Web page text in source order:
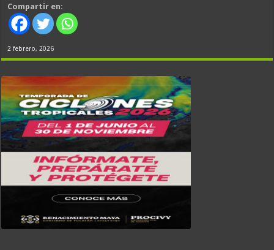
Compartir en:
2 febrero, 2026